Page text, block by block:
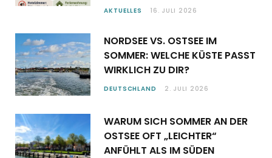
AKTUELLES 16. JULI 2026
NORDSEE VS. OSTSEE IM
SOMMER: WELCHE KÜSTE PASST
WIRKLICH ZU DIR?
DEUTSCHLAND 2. JULI 2026
WARUM SICH SOMMER AN DER
OSTSEE OFT „LEICHTER“
ANFÜHLT ALS IM SÜDEN